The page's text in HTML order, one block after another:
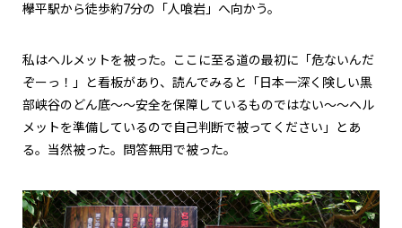
欅平駅から徒歩約7分の「人喰岩」へ向かう。
私はヘルメットを被った。ここに至る道の最初に「危ないんだ
ぞーっ！」と看板があり、読んでみると「日本一深く険しい黒
部峡谷のどん底〜〜安全を保障しているものではない〜〜ヘル
メットを準備しているので自己判断で被ってください」とあ
る。当然被った。問答無用で被った。